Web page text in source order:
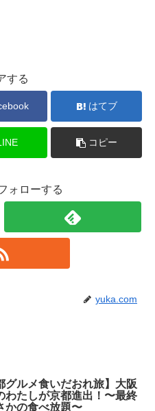
する
はてブ
コピー
ォローする
yuka.com
グルメ食いだおれ旅】大阪
わたしが京都進出！〜最終
かの食べ放題〜